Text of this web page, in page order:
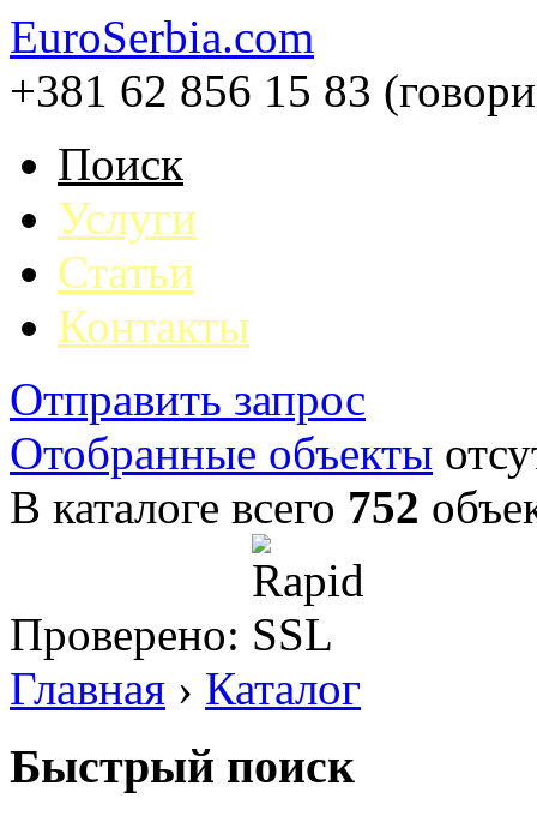
EuroSerbia.com
+381 62 856 15 83
Поиск
Услуги
Статьи
Контакты
Отправить запрос
Отобранные объекты
В каталоге всего 752
Проверено:
Главная › Каталог
Быстрый поиск